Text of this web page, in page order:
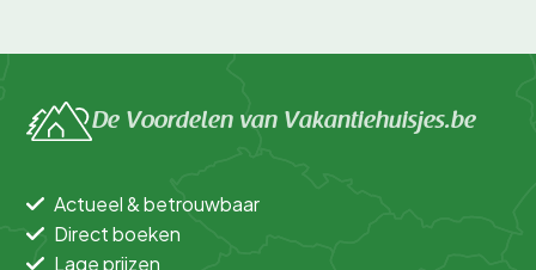
De Voordelen van Vakantiehuisjes.be
Actueel & betrouwbaar
Direct boeken
Lage prijzen